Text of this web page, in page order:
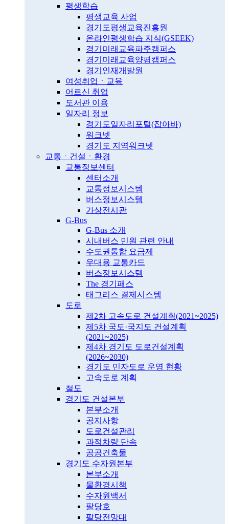
평생학습
평생교육 사업
경기도평생교육진흥원
온라인평생학습 지식(GSEEK)
경기미래교육파주캠퍼스
경기미래교육양평캠퍼스
경기인재개발원
여성취업ㆍ교육
어르신 취업
도서관 이용
일자리 정보
경기도일자리포털(잡아바)
워크넷
경기도 지역워크넷
교통ㆍ건설ㆍ환경
교통정보센터
센터소개
교통정보시스템
버스정보시스템
가상전시관
G-Bus
G-Bus 소개
시내버스 민원 관련 안내
수도권통합 요금제
우대용 교통카드
버스정보시스템
The 경기패스
태그리스 결제시스템
도로
제2차 고속도로 건설계획(2021~2025)
제5차 국도·국지도 건설계획
(2021~2025)
제4차 경기도 도로건설계획
(2026~2030)
경기도 민자도로 운영 현황
고속도로 계획
철도
경기도 건설본부
본부소개
공지사항
도로건설관리
과적차량 단속
공공건축물
경기도 수자원본부
본부소개
물환경시책
수자원백서
팔당호
팔당전망대